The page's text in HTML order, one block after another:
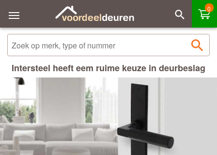
0
Filteren
BINNENDEURBESLAG
BUITENDEURBESLAG
DEURGREPEN
ACCESSOIRES
SCHUIFDEURBESLAG
Sorteren
Naam - A tot Z
Naam - Z tot A
Prijs laag - hoog
Prijs hoog - laag
Best verkocht
Intersteel heeft eem ruime keuze in deurbeslag